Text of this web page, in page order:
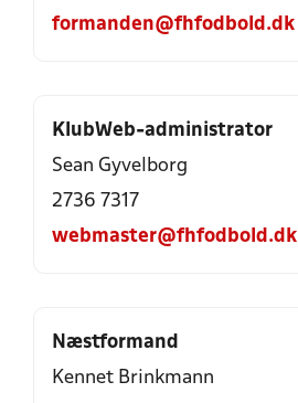
formanden@fhfodbold.dk
KlubWeb-administrator
Sean Gyvelborg
2736 7317
webmaster@fhfodbold.dk
Næstformand
Kennet Brinkmann